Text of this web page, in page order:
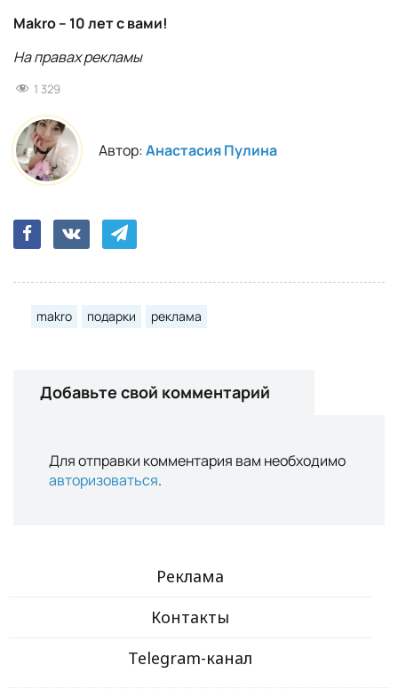
Makro – 10летсвами!
На правах рекламы
1 329
Автор:Анастасия Пулина
makro подарки реклама
Добавьте свой комментарий
Для отправки комментария вам необходимо
авторизоваться.
Реклама
Контакты
Telegram-канал